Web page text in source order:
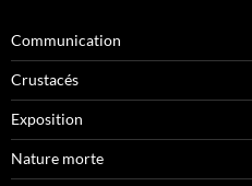
Communication
Crustacés
Exposition
Nature morte